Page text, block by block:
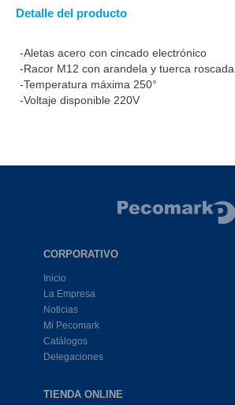
Detalle del producto
-Aletas acero con cincado electrónico
-Racor M12 con arandela y tuerca roscada
-Temperatura máxima 250°
-Voltaje disponible 220V
CORPORATIVO
Inicio
La Empresa
Noticias
Mi Pecomark
Catálogos
Delegaciones
TIENDA ONLINE